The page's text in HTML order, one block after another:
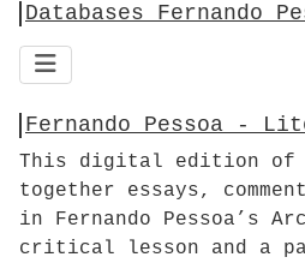
Databases Fernando
Fernando Pessoa -
This digital edition of
together essays,
in Fernando Pessoa’s
critical lesson and a